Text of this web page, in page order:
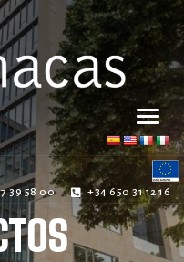
39 58 00 +34 650 31 12 16